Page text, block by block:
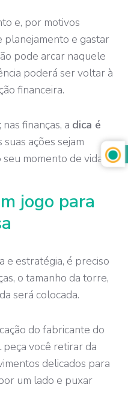
e, por motivos
planejamento e gastar
pode arcar naquele
poderá ser voltar à
financeira.
finanças, a dica é
ações sejam
momento de vida.
jogo para
e estratégia, é preciso
o tamanho da torre,
será colocada.
do fabricante do
você retirar da
delicados para
um lado e puxar